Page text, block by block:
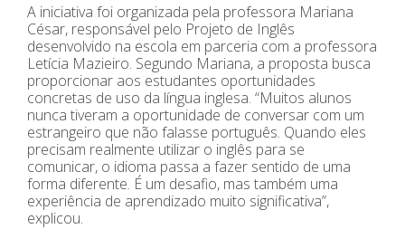
A iniciativa foi organizada pela professora Mariana
César, responsável pelo Projeto de Inglês
desenvolvido na escola em parceria com a professora
Letícia Mazieiro. Segundo Mariana, a proposta busca
proporcionar aos estudantes oportunidades
concretas de uso da língua inglesa. “Muitos alunos
nunca tiveram a oportunidade de conversar com um
estrangeiro que não falasse português. Quando eles
precisam realmente utilizar o inglês para se
comunicar, o idioma passa a fazer sentido de uma
forma diferente. É um desafio, mas também uma
experiência de aprendizado muito significativa”,
explicou.